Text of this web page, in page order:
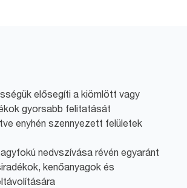
elősegíti a kiömlött vagy
gyorsabb felitatását
enyhén szennyezett felületek
nedvszívása révén egyaránt
kenőanyagok és